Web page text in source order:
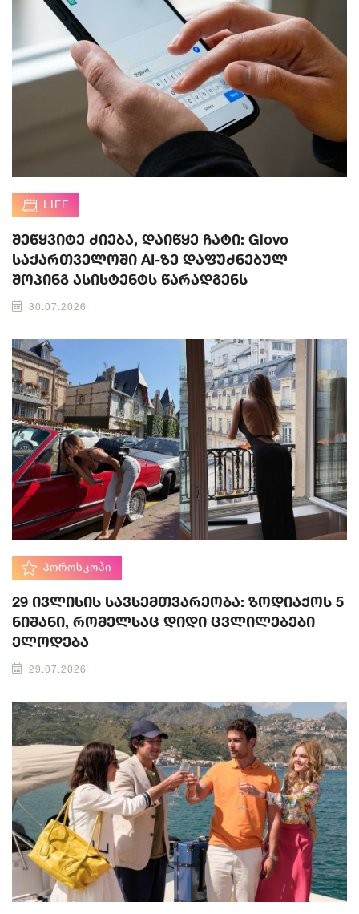
LIFE
შეწყვიტე ძიება, დაიწყე ჩატი: Glovo
საქართველოში AI-ზე დაფუძნებულ
შოპინგ ასისტენტს წარადგენს
30.07.2026
ᲰᲝᲠᲝᲡᲙᲝᲞᲘ
29 ივლისის სავსემთვარეობა: ზოდიაქოს 5
ნიშანი, რომელსაც დიდი ცვლილებები
ელოდება
29.07.2026